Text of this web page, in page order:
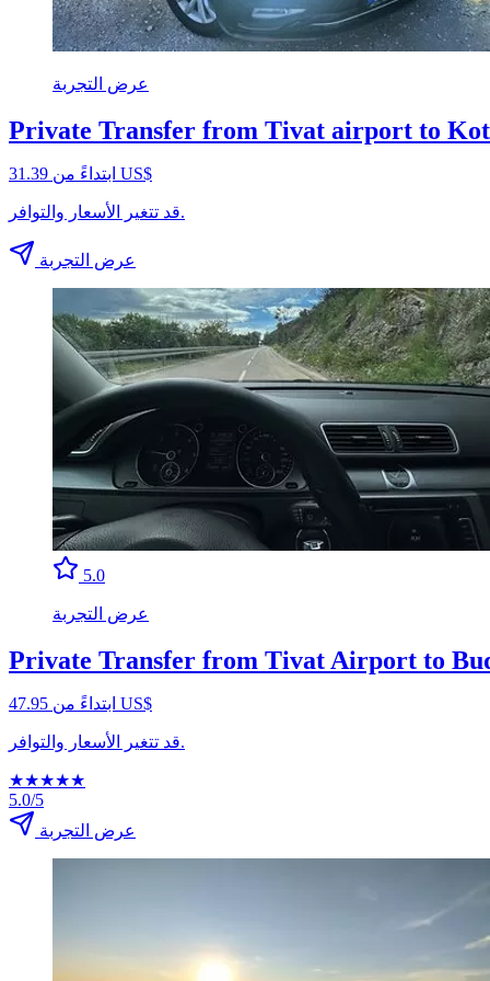
عرض التجربة
Private Transfer from Tivat airport to
ابتداءً من ‏31.39 US$
قد تتغير الأسعار والتوافر.
عرض التجربة
5.0
عرض التجربة
Private Transfer from Tivat Airport to
ابتداءً من ‏47.95 US$
قد تتغير الأسعار والتوافر.
★★★★★
5.0/5
عرض التجربة